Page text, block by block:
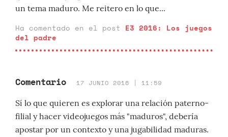
un tema maduro. Me reitero en lo que...
Ha comentado en el post E3 2016: Los juegos
del padre
Comentario 17 JUNIO 2016 | 11:59
Sí lo que quieren es explorar una relación paterno-
filial y hacer videojuegos más "maduros", debería
apostar por un contexto y una jugabilidad maduras.